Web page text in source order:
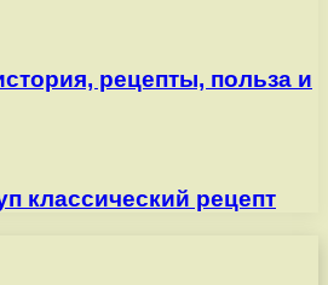
рецепты, польза и
классический рецепт